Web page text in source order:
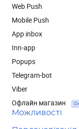
Web Push
Mobile Push
App inbox
Inn-app
Popups
Telegram-bot
Viber
Офлайн магазин
Можливості